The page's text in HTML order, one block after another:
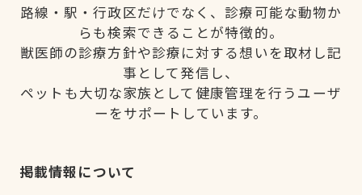
路線・駅・行政区だけでなく、診療可能な動物か
らも検索できることが特徴的。
獣医師の診療方針や診療に対する想いを取材し記
事として発信し、
ペットも大切な家族として健康管理を行うユーザ
ーをサポートしています。
掲載情報について